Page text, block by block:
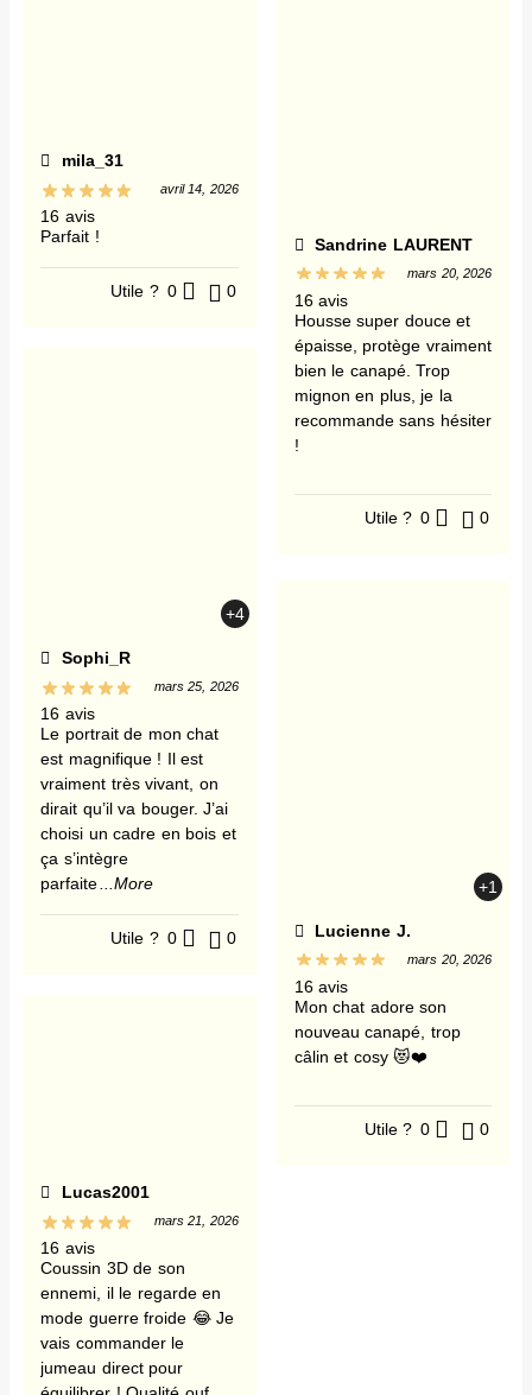
mila_31
16 avis
avril 14, 2026
Parfait !
Utile ? 0 0
+4
Sophi_R
16 avis
mars 25, 2026
Le portrait de mon chat
est magnifique ! Il est
vraiment très vivant, on
dirait qu’il va bouger. J’ai
choisi un cadre en bois et
ça s’intègre
parfaite
...More
Utile ? 0 0
Lucas2001
16 avis
mars 21, 2026
Coussin 3D de son
ennemi, il le regarde en
mode guerre froide 😂 Je
vais commander le
jumeau direct pour
Sandrine LAURENT
16 avis
mars 20, 2026
Housse super douce et
épaisse, protège vraiment
bien le canapé. Trop
mignon en plus, je la
recommande sans hésiter
!
Utile ? 0 0
+1
Lucienne J.
16 avis
mars 20, 2026
Mon chat adore son
nouveau canapé, trop
câlin et cosy 😻❤️
Utile ? 0 0